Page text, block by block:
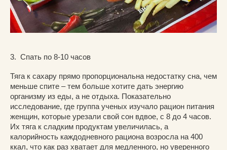
3. Спать по 8-10 часов
Тяга к сахару прямо пропорциональна недостатку сна, чем
меньше спите – тем больше хотите дать энергию
организму из еды, а не отдыха. Показательно
исследование, где группа ученых изучало рацион питания
женщин, которые урезали свой сон вдвое, с 8 до 4 часов.
Их тяга к сладким продуктам увеличилась, а
калорийность каждодневного рациона возросла на 400
ккал, что как раз хватает для медленного, но уверенного